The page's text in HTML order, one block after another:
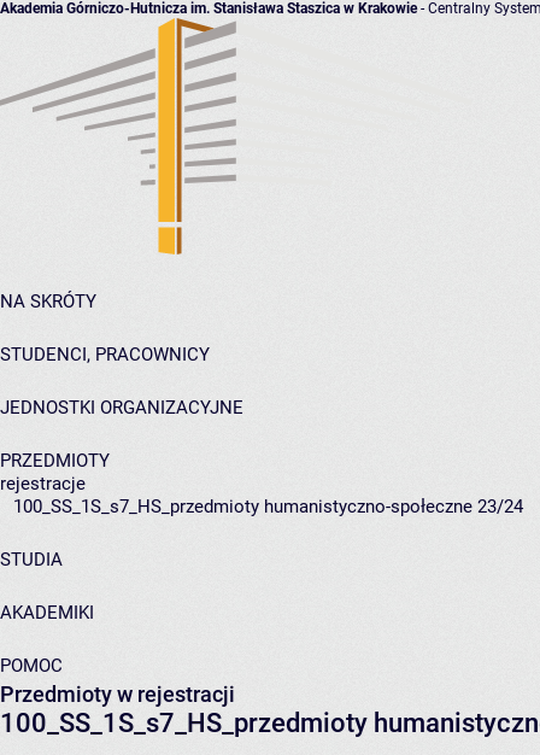
Akademia Górniczo-Hutnicza im. Stanisława Staszica w Krakowie- Centralny
NA SKRÓTY
STUDENCI, PRACOWNICY
JEDNOSTKI ORGANIZACYJNE
PRZEDMIOTY
rejestracje
100_SS_1S_s7_HS_przedmioty humanistyczno-społeczne 23/24
STUDIA
AKADEMIKI
POMOC
Przedmioty w rejestracji
100_SS_1S_s7_HS_przedmioty